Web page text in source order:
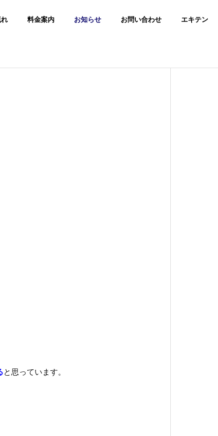
料金案内 お知らせ お問い合わせ エキテン
と思っています。